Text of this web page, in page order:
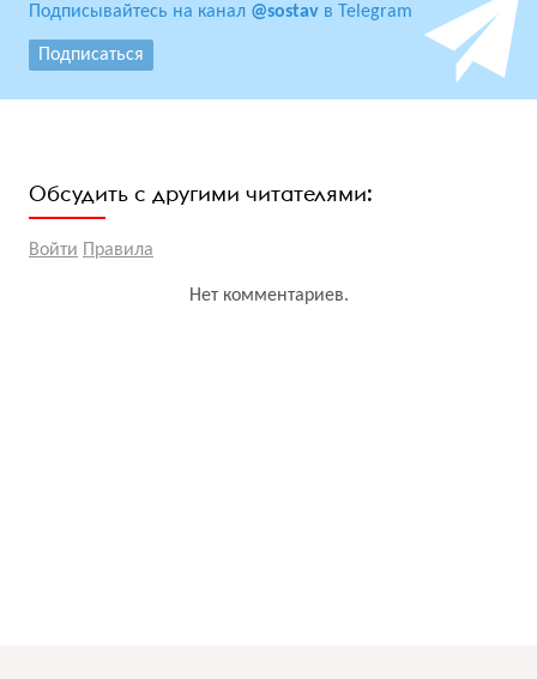
Подписывайтесь на канал @sostav в Telegram
Подписаться
Обсудить с другими читателями:
Войти Правила
Нет комментариев.